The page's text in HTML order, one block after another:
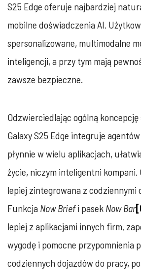
S25 Edge oferuje najbardziej
mobilne doświadczenia AI.
spersonalizowane, multimodalne
inteligencji, a przy tym mają
zawsze bezpieczne.
Odzwierciedlając ogólną koncepcję
Galaxy S25 Edge integruje
płynnie w wielu aplikacjach,
życie, niczym inteligentni kompani.
lepiej zintegrowana z codziennymi
Funkcja Now Briefi pasek Now Bar
lepiej z aplikacjami innych firm,
wygodę i pomocne przypomnienia
codziennych dojazdów do pracy,